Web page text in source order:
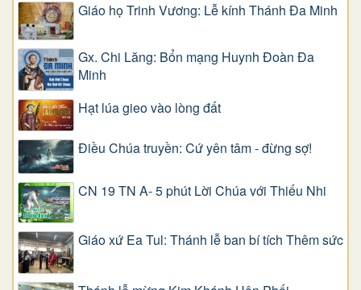
Giáo họ Trinh Vương: Lễ kính Thánh Đa Minh
Gx. Chi Lăng: Bổn mạng Huynh Đoàn Đa
Minh
Hạt lúa gieo vào lòng đất
Điều Chúa truyền: Cứ yên tâm - đừng sợ!
CN 19 TN A- 5 phút Lời Chúa với Thiếu Nhi
Giáo xứ Ea Tul: Thánh lễ ban bí tích Thêm sức